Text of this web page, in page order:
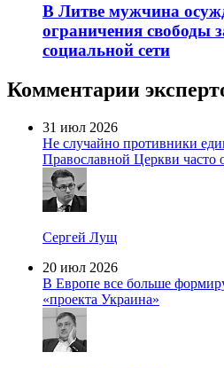
В Литве мужчина
ограничения свободы
социальной сети
Комментарии
31 июл 2026
Не случайно противники
Православной Церкви часто
Сергей Лущ
20 июл 2026
В Европе все больше
«проекта Украина»